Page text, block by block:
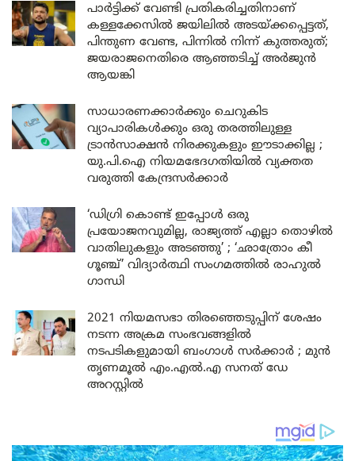
പാർട്ടിക്ക് വേണ്ടി പ്രതികരിച്ചതിനാണ്
കള്ളക്കേസിൽ ജയിലിൽ അടയ്ക്കപ്പെട്ടത്,
പിന്തുണ വേണ്ട, പിന്നിൽ നിന്ന് കുത്തരുത്;
ജയരാജനെതിരെ ആഞ്ഞടിച്ച് അർജുൻ
ആയങ്കി
സാധാരണക്കാർക്കും ചെറുകിട
വ്യാപാരികൾക്കും ഒരു തരത്തിലുള്ള
ട്രാൻസാക്ഷൻ നിരക്കുകളും ഈടാക്കില്ല ;
യു.പി.ഐ നിയമഭേദഗതിയിൽ വ്യക്തത
വരുത്തി കേന്ദ്രസർക്കാർ
‘ഡിഗ്രി കൊണ്ട് ഇപ്പോൾ ഒരു
പ്രയോജനവുമില്ല, രാജ്യത്ത് എല്ലാ തൊഴിൽ
വാതിലുകളും അടഞ്ഞു’ ; ‘ഛാത്രോം കീ
ഗൂഞ്ച്’ വിദ്യാർത്ഥി സംഗമത്തിൽ രാഹുൽ
ഗാന്ധി
2021 നിയമസഭാ തിരഞ്ഞെടുപ്പിന് ശേഷം
നടന്ന അക്രമ സംഭവങ്ങളിൽ
നടപടികളുമായി ബംഗാൾ സർക്കാർ ; മുൻ
തൃണമൂൽ എം.എൽ.എ സനത് ഡേ
അറസ്റ്റിൽ